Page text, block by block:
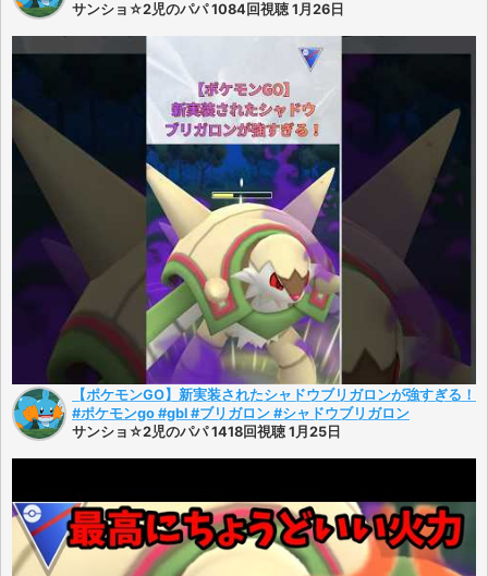
サンショ☆2児のパパ 1084回視聴 1月26日
【ポケモンGO】新実装されたシャドウブリガロンが強すぎる！
#ポケモンgo #gbl #ブリガロン #シャドウブリガロン
サンショ☆2児のパパ 1418回視聴 1月25日